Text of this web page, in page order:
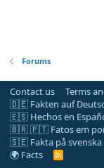
Forums
Contact us Terms
🇩🇪 Fakten auf
🇪🇸 Hechos en
🇧🇷 🇵🇹 Fatos em
🇸🇪 Fakta på svenska
🌍 Facts
R